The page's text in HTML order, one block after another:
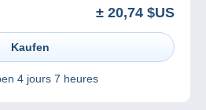
± 20,74 $US
Kaufen
4 jours 7 heures